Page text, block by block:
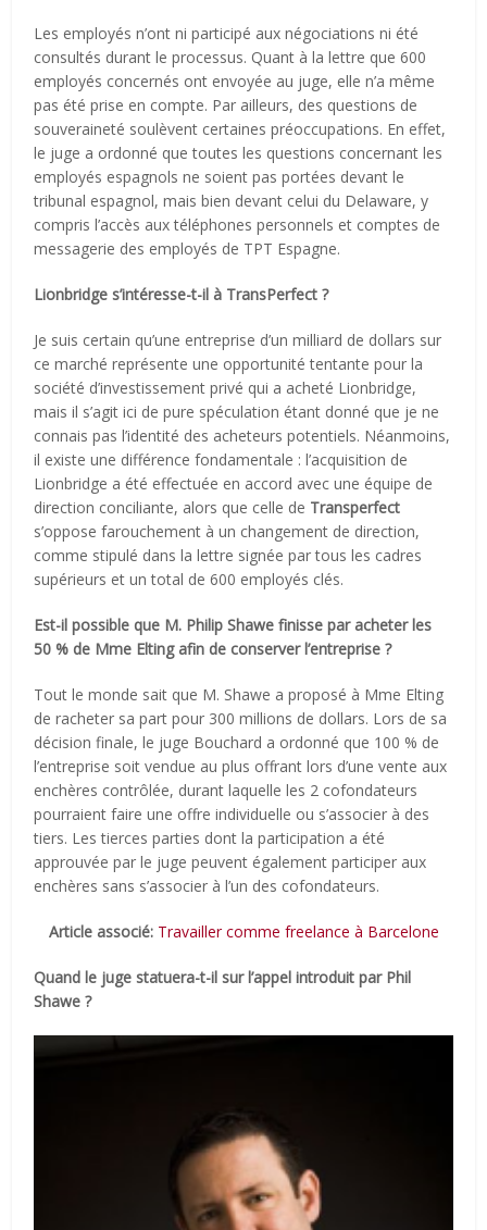
Les employés n’ont ni participé aux négociations ni été
consultés durant le processus. Quant à la lettre que 600
employés concernés ont envoyée au juge, elle n’a même
pas été prise en compte. Par ailleurs, des questions de
souveraineté soulèvent certaines préoccupations. En effet,
le juge a ordonné que toutes les questions concernant les
employés espagnols ne soient pas portées devant le
tribunal espagnol, mais bien devant celui du Delaware, y
compris l’accès aux téléphones personnels et comptes de
messagerie des employés de TPT Espagne.
Lionbridge s’intéresse-t-il à TransPerfect ?
Je suis certain qu’une entreprise d’un milliard de dollars sur
ce marché représente une opportunité tentante pour la
société d’investissement privé qui a acheté Lionbridge,
mais il s’agit ici de pure spéculation étant donné que je ne
connais pas l’identité des acheteurs potentiels. Néanmoins,
il existe une différence fondamentale : l’acquisition de
Lionbridge a été effectuée en accord avec une équipe de
direction conciliante, alors que celle de Transperfect
s’oppose farouchement à un changement de direction,
comme stipulé dans la lettre signée par tous les cadres
supérieurs et un total de 600 employés clés.
Est-il possible que M. Philip Shawe finisse par acheter les
50 % de Mme Elting afin de conserver l’entreprise ?
Tout le monde sait que M. Shawe a proposé à Mme Elting
de racheter sa part pour 300 millions de dollars. Lors de sa
décision finale, le juge Bouchard a ordonné que 100 % de
l’entreprise soit vendue au plus offrant lors d’une vente aux
enchères contrôlée, durant laquelle les 2 cofondateurs
pourraient faire une offre individuelle ou s’associer à des
tiers. Les tierces parties dont la participation a été
approuvée par le juge peuvent également participer aux
enchères sans s’associer à l’un des cofondateurs.
Article associé: Travailler comme freelance à Barcelone
Quand le juge statuera-t-il sur l’appel introduit par Phil
Shawe ?